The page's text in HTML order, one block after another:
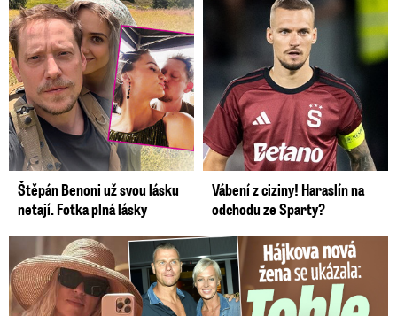
Štěpán Benoni už svou lásku
netají. Fotka plná lásky
Vábení z ciziny! Haraslín na
odchodu ze Sparty?
Tohle tělo nahradilo Belo: Nová partnerka se ukázala...